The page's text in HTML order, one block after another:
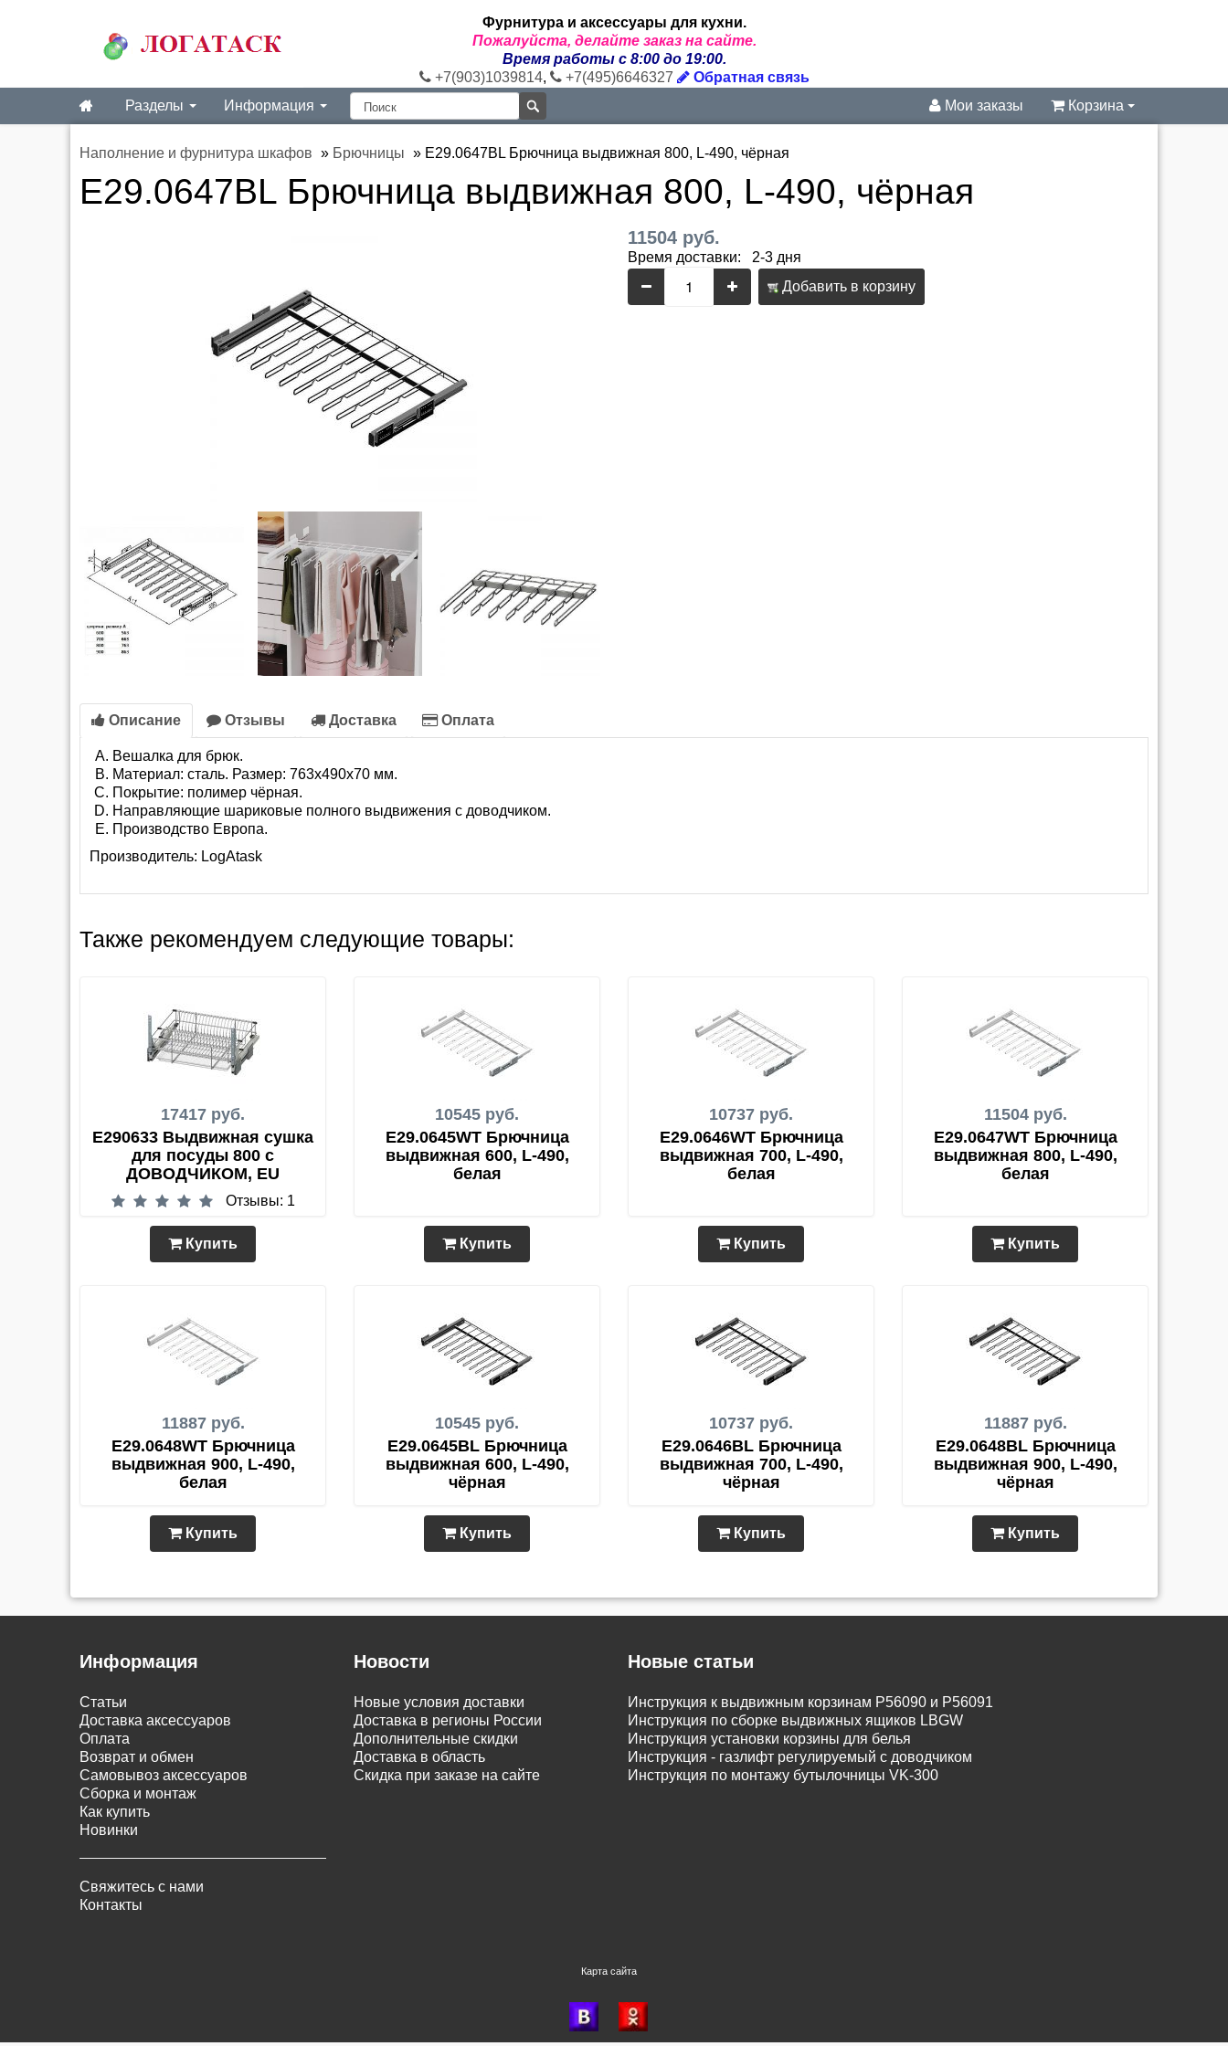
Фурнитура и аксессуары для кухни.
Пожалуйста, делайте заказ на сайте.
Время работы с 8:00 до 19:00.
+7(903)1039814, +7(495)6646327
Обратная связь
Разделы
Информация Мои заказы Корзина
Наполнение и фурнитура шкафов » Брючницы » E29.0647BL Брючница выдвижная 800, L-490, чёрная
E29.0647BL Брючница выдвижная 800, L-490, чёрная
11504 руб.
Время доставки: 2-3 дня
Добавить в корзину
Описание Отзывы Доставка Оплата
Вешалка для брюк.
Материал: сталь. Размер: 763x490x70 мм.
Покрытие: полимер чёрная.
Направляющие шариковые полного выдвижения с доводчиком.
Производство Европа.
Производитель: LogAtask
Также рекомендуем следующие товары:
17417 руб.
E290633 Выдвижная сушка
для посуды 800 с
ДОВОДЧИКОМ, EU
Отзывы: 1
Купить
10545 руб.
E29.0645WT Брючница
выдвижная 600, L-490,
белая
Купить
10737 руб.
E29.0646WT Брючница
выдвижная 700, L-490,
белая
Купить
11504 руб.
E29.0647WT Брючница
выдвижная 800, L-490,
белая
Купить
11887 руб.
E29.0648WT Брючница
выдвижная 900, L-490,
белая
Купить
10545 руб.
E29.0645BL Брючница
выдвижная 600, L-490,
чёрная
Купить
10737 руб.
E29.0646BL Брючница
выдвижная 700, L-490,
чёрная
Купить
11887 руб.
E29.0648BL Брючница
выдвижная 900, L-490,
чёрная
Купить
Информация
Статьи
Доставка аксессуаров
Оплата
Возврат и обмен
Самовывоз аксессуаров
Сборка и монтаж
Как купить
Новинки
Свяжитесь с нами
Контакты
Новости
Новые условия доставки
Доставка в регионы России
Дополнительные скидки
Доставка в область
Скидка при заказе на сайте
Новые статьи
Инструкция к выдвижным корзинам P56090 и P56091
Инструкция по сборке выдвижных ящиков LBGW
Инструкция установки корзины для белья
Инструкция - газлифт регулируемый с доводчиком
Инструкция по монтажу бутылочницы VK-300
Карта сайта